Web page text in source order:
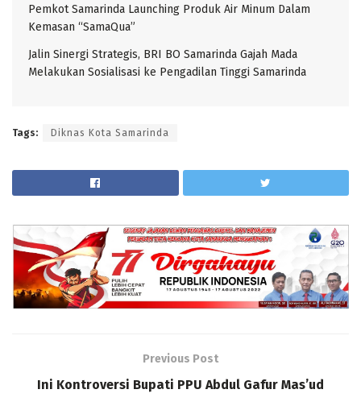
Pemkot Samarinda Launching Produk Air Minum Dalam
Kemasan “SamaQua”
Jalin Sinergi Strategis, BRI BO Samarinda Gajah Mada
Melakukan Sosialisasi ke Pengadilan Tinggi Samarinda
Tags: Diknas Kota Samarinda
Previous Post
Ini Kontroversi Bupati PPU Abdul Gafur Mas’ud